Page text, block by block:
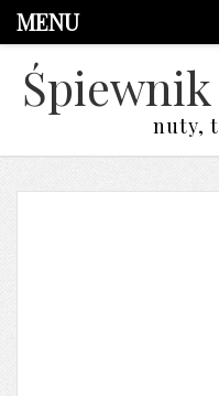
MENU
nuty,